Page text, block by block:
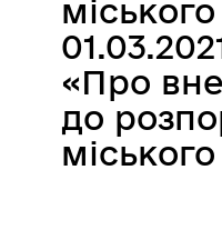
«Про
до